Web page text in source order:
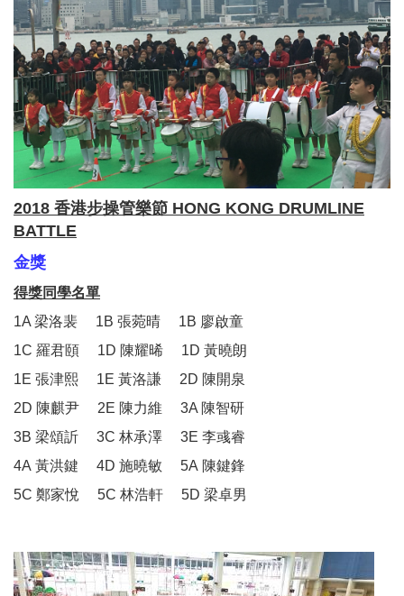
2018 香港步操管樂節 HONG KONG DRUMLINE
BATTLE
金獎
得獎同學名單
1A 梁洛裴 1B 張菀晴 1B 廖啟童
1C 羅君頤 1D 陳耀晞 1D 黃曉朗
1E 張津熙 1E 黃洛謙 2D 陳開泉
2D 陳麒尹 2E 陳力維 3A 陳智研
3B 梁頌訢 3C 林承澤 3E 李彧睿
4A 黃洪鍵 4D 施曉敏 5A 陳鍵鋒
5C 鄭家悅 5C 林浩軒 5D 梁卓男